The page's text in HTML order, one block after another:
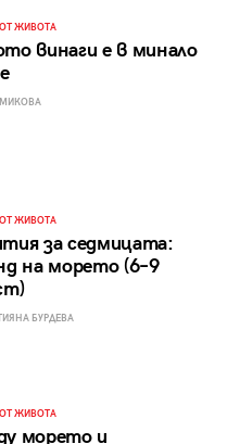
ЖИВОТА
винаги е в минало
ЖИВОТА
за седмицата:
на морето (6–9
БУРДЕВА
ЖИВОТА
морето и